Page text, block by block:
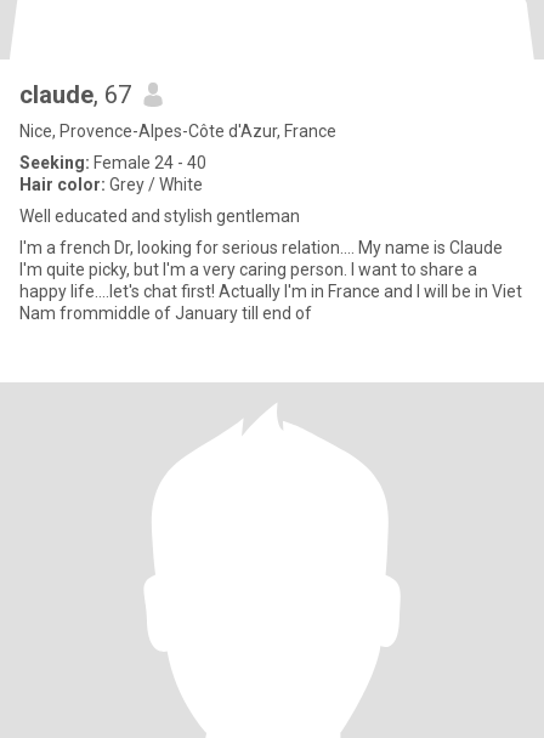
claude, 67
Nice, Provence-Alpes-Côte d'Azur, France
Seeking: Female 24 - 40
Hair color: Grey / White
Well educated and stylish gentleman
I'm a french Dr, looking for serious relation.... My name is Claude
I'm quite picky, but I'm a very caring person. I want to share a
happy life....let's chat first! Actually I'm in France and I will be in Viet
Nam frommiddle of January till end of